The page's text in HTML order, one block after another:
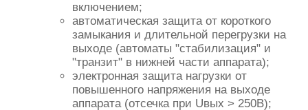
включением;
автоматическая защита от короткого
замыкания и длительной перегрузки на
выходе (автоматы "стабилизация" и
"транзит" в нижней части аппарата);
электронная защита нагрузки от
повышенного напряжения на выходе
аппарата (отсечка при Uвых > 250В);